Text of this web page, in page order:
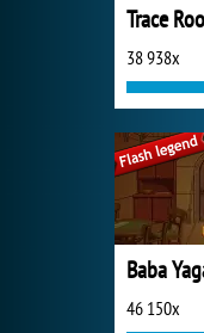
Trace
38 938x
Baba
46 150x